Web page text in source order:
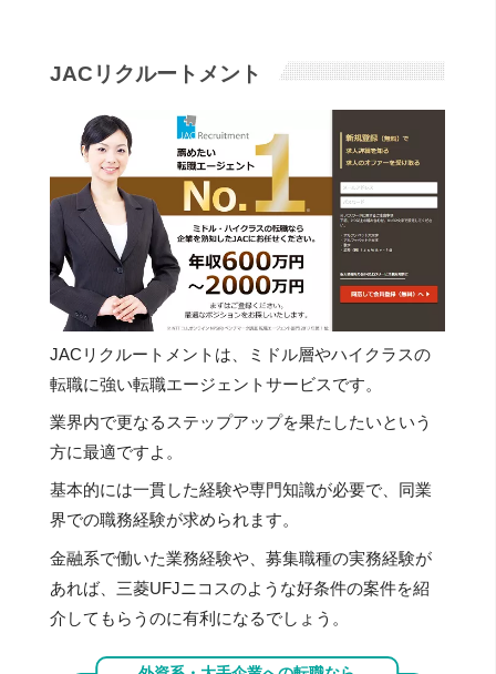
JACリクルートメント
JACリクルートメントは、ミドル層やハイクラスの
転職に強い転職エージェントサービスです。
業界内で更なるステップアップを果たしたいという
方に最適ですよ。
基本的には一貫した経験や専門知識が必要で、同業
界での職務経験が求められます。
金融系で働いた業務経験や、募集職種の実務経験が
あれば、三菱UFJニコスのような好条件の案件を紹
介してもらうのに有利になるでしょう。